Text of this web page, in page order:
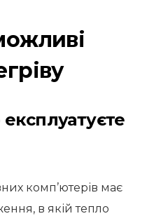
комп’ютерів має
в якій тепло